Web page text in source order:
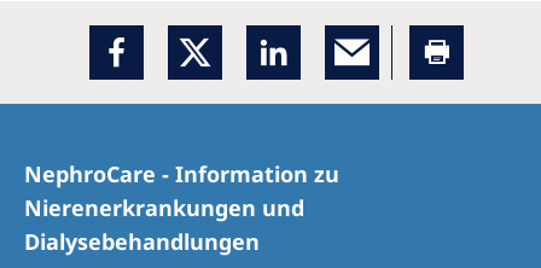
Netherlands
Poland
Romania
Russia
NephroCare - Information zu
Nierenerkrankungen und
Dialysebehandlungen